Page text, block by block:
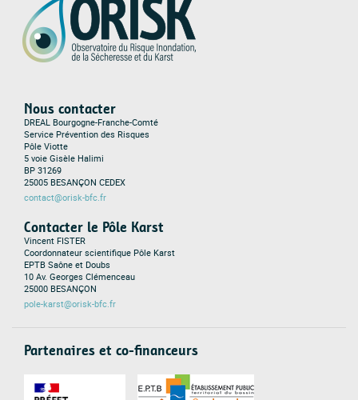
Nous contacter
DREAL Bourgogne-Franche-Comté
Service Prévention des Risques
Pôle Viotte
5 voie Gisèle Halimi
BP 31269
25005 BESANÇON CEDEX
contact@orisk-bfc.fr
Contacter le Pôle Karst
Vincent FISTER
Coordonnateur scientifique Pôle Karst
EPTB Saône et Doubs
10 Av. Georges Clémenceau
25000 BESANÇON
pole-karst@orisk-bfc.fr
Partenaires et co-financeurs